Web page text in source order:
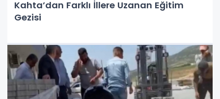
Kahta’dan Farklı İllere Uzanan Eğitim
Gezisi